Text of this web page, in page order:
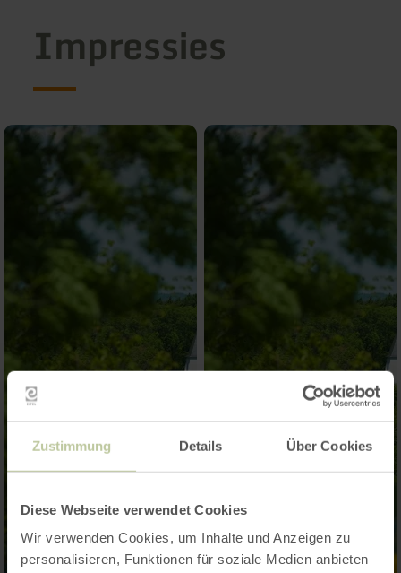
Zustimmung Details Über Cookies
Diese Webseite verwendet Cookies
Wir verwenden Cookies, um Inhalte und Anzeigen zu
personalisieren, Funktionen für soziale Medien anbieten
Impressies